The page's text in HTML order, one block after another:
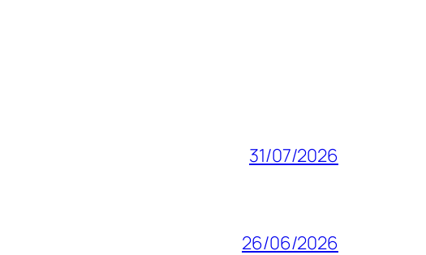
31/07/2026
26/06/2026